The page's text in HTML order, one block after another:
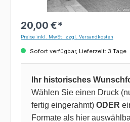
20,00 €*
Preise inkl. MwSt. zzgl. Versandkosten
Sofort verfügbar, Lieferzeit: 3 Tage
Ihr historisches
Wählen Sie einen Druck
fertig eingerahmt) ODER
Formate als hier